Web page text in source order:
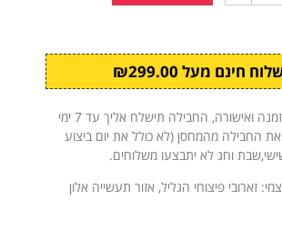
חינם מעל ₪299.00
לאחר קבלת ההזמנה ואישורה, החבילה תישלח אליך עד 7 ימי
החבילה מהמחסן (לא כולל את יום ביצוע
וחג לא יתבצעו משלוחים.
זארובי פיצוחי הגליל, אזור תעשייה אלון